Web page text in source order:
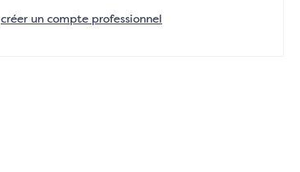
créer un compte professionnel